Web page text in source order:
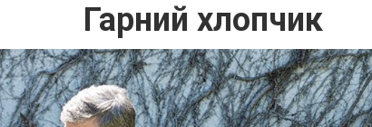
Гарний хлопчик